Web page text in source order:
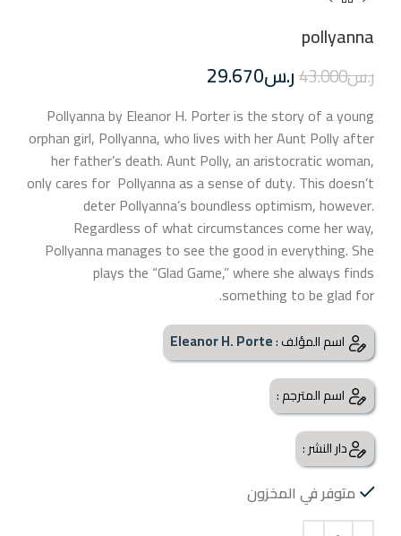
pollyanna
ر.س43.000ر.س29.670
Pollyanna by Eleanor H. Porter is the story of a young
orphan girl, Pollyanna, who lives with her Aunt Polly after
her father’s death. Aunt Polly, an aristocratic woman,
only cares for Pollyanna as a sense of duty. This doesn’t
deter Pollyanna’s boundless optimism, however.
Regardless of what circumstances come her way,
Pollyanna manages to see the good in everything. She
plays the “Glad Game,” where she always finds
something to be glad for.
اسم المؤلف :Eleanor H. Porte
اسم المترجم :
دار النشر :
متوفر في المخزون